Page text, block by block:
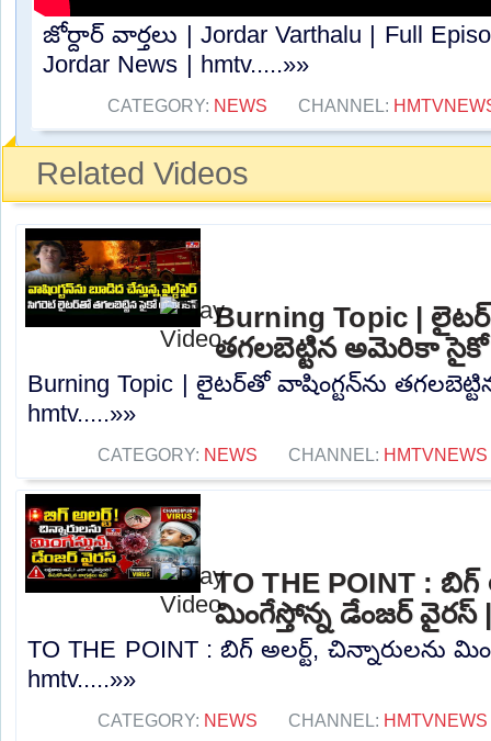
జోర్దార్ వార్తలు | Jordar Varthalu | Full
Jordar News | hmtv.....»»
CATEGORY: NEWS CHANNEL:
Related Videos
Burning Topic |
తగలబెట్టిన అమెరికా సైకో
Burning Topic | లైటర్‌తో వాషింగ్టన్‌ను
hmtv.....»»
CATEGORY: NEWS CHANNEL: HMTVNEWS
TO THE POINT : బిగ్
మింగేస్తోన్న డేంజర్ వైరస్
TO THE POINT : బిగ్ అలర్ట్, చిన్నారులను
hmtv.....»»
CATEGORY: NEWS CHANNEL: HMTVNEWS